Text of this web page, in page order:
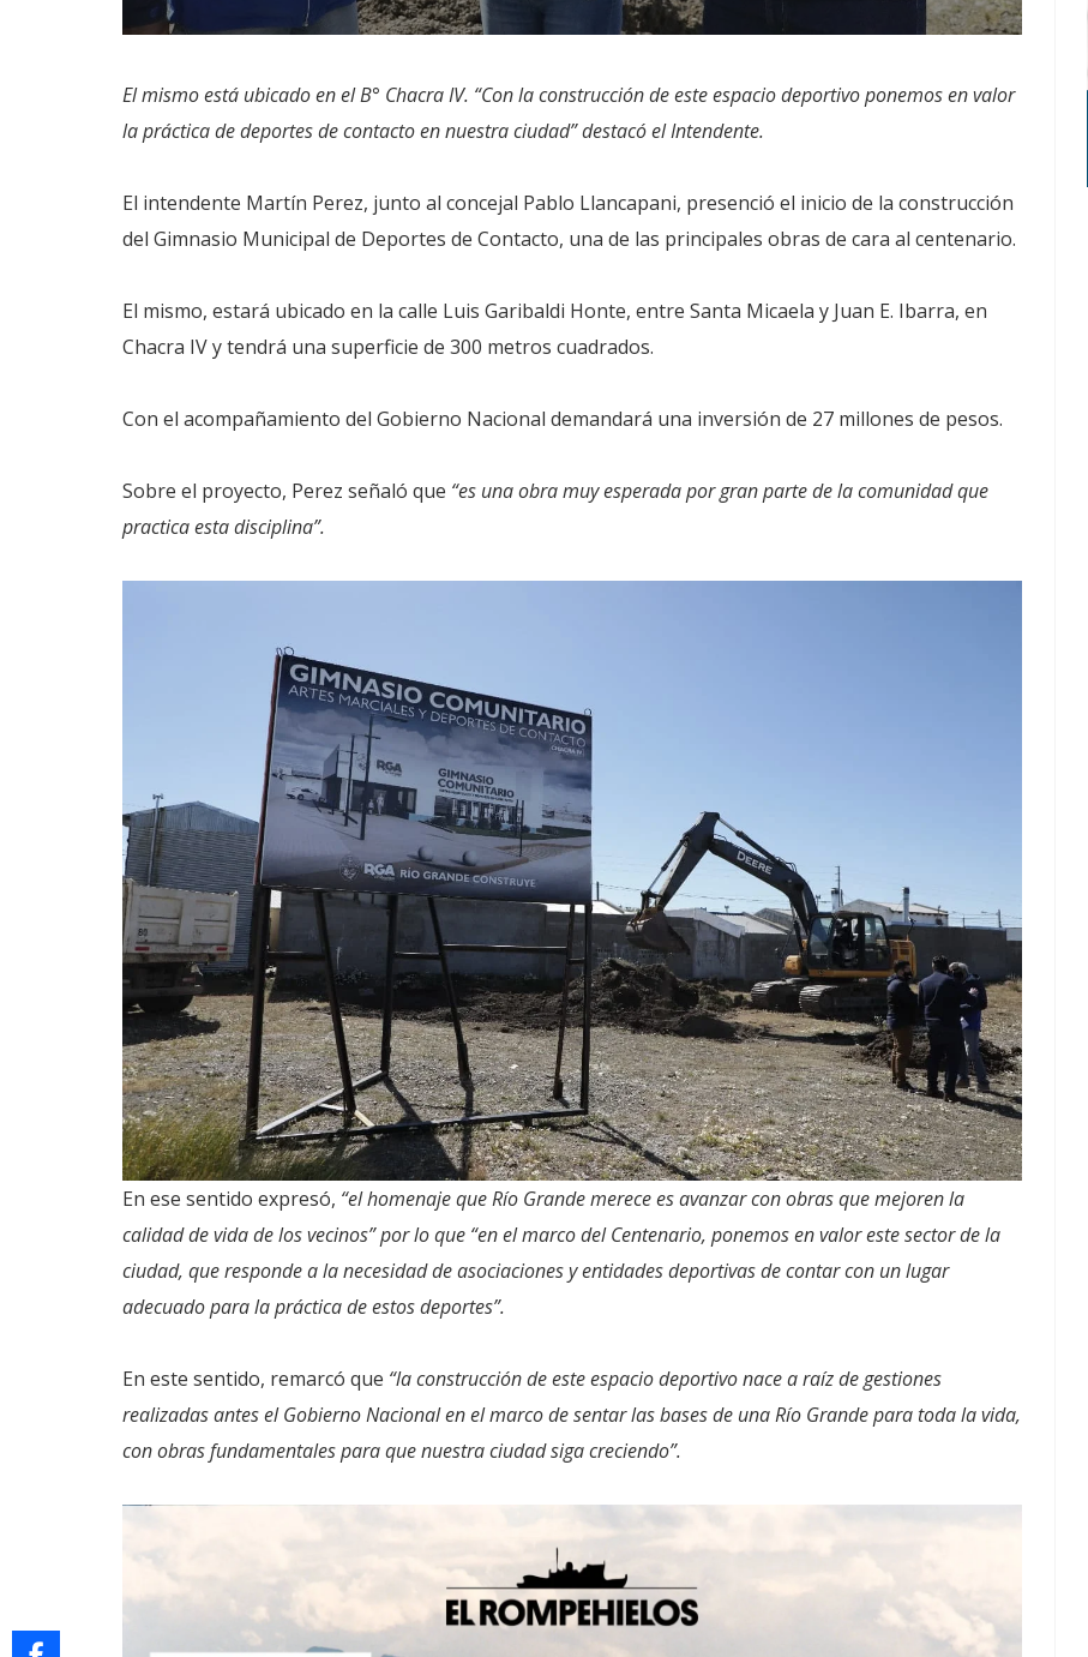
El mismo está ubicado en el B° Chacra IV. “Con la construcción de este espacio deportivo ponemos en valor
la práctica de deportes de contacto en nuestra ciudad” destacó el Intendente.
El intendente Martín Perez, junto al concejal Pablo Llancapani, presenció el inicio de la construcción
del Gimnasio Municipal de Deportes de Contacto, una de las principales obras de cara al centenario.
El mismo, estará ubicado en la calle Luis Garibaldi Honte, entre Santa Micaela y Juan E. Ibarra, en
Chacra IV y tendrá una superficie de 300 metros cuadrados.
Con el acompañamiento del Gobierno Nacional demandará una inversión de 27 millones de pesos.
Sobre el proyecto, Perez señaló que “es una obra muy esperada por gran parte de la comunidad que
practica esta disciplina”.
En ese sentido expresó, “el homenaje que Río Grande merece es avanzar con obras que mejoren la
calidad de vida de los vecinos” por lo que “en el marco del Centenario, ponemos en valor este sector de la
ciudad, que responde a la necesidad de asociaciones y entidades deportivas de contar con un lugar
adecuado para la práctica de estos deportes”.
En este sentido, remarcó que “la construcción de este espacio deportivo nace a raíz de gestiones
realizadas antes el Gobierno Nacional en el marco de sentar las bases de una Río Grande para toda la vida,
con obras fundamentales para que nuestra ciudad siga creciendo”.